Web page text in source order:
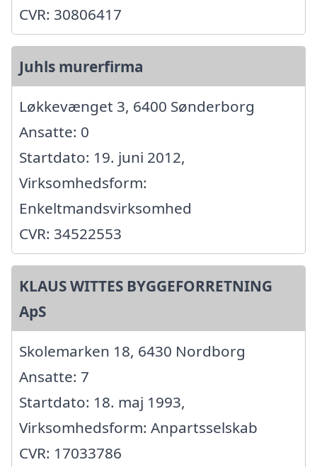
CVR: 30806417
Juhls murerfirma
Løkkevænget 3, 6400 Sønderborg
Ansatte: 0
Startdato: 19. juni 2012,
Virksomhedsform:
Enkeltmandsvirksomhed
CVR: 34522553
KLAUS WITTES BYGGEFORRETNING
ApS
Skolemarken 18, 6430 Nordborg
Ansatte: 7
Startdato: 18. maj 1993,
Virksomhedsform: Anpartsselskab
CVR: 17033786